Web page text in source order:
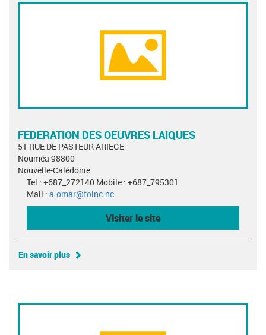
FEDERATION DES OEUVRES LAIQUES
51 RUE DE PASTEUR ARIEGE
Nouméa 98800
Nouvelle-Calédonie
Tel : +687_272140 Mobile : +687_795301
Mail : a.omar@folnc.nc
Visiter le site
En savoir plus